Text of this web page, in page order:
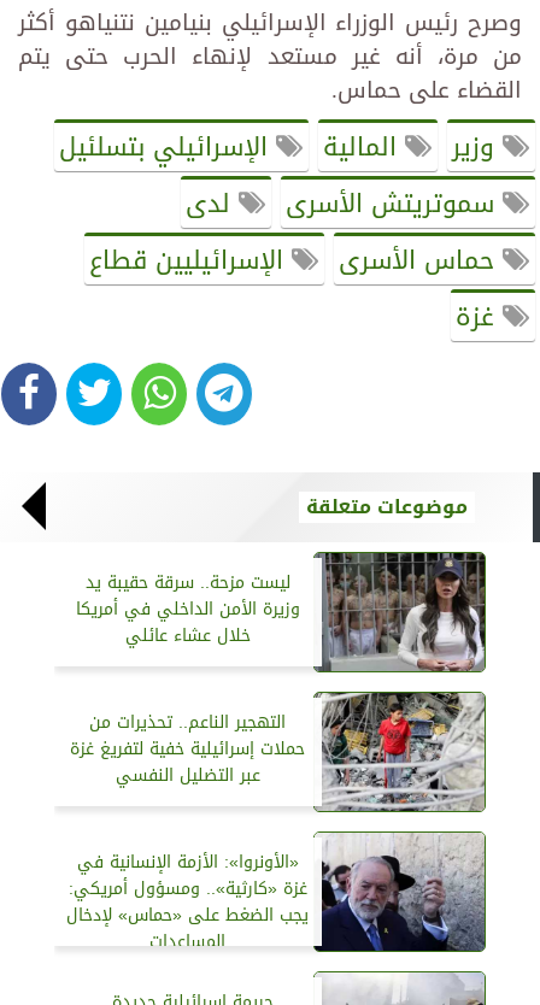
وصرح رئيس الوزراء الإسرائيلي بنيامين نتنياهو أكثر
من مرة، أنه غير مستعد لإنهاء الحرب حتى يتم
القضاء على ‏حماس.‏
وزير المالية
الإسرائيلي بتسلئيل
سموتريتش الأسرى
لدى
حماس الأسرى
الإسرائيليين قطاع
غزة
موضوعات متعلقة
ليست مزحة.. سرقة حقيبة يد
وزيرة الأمن الداخلي في أمريكا
خلال عشاء عائلي
التهجير الناعم.. تحذيرات من
حملات إسرائيلية خفية لتفريغ غزة
عبر التضليل النفسي
«الأونروا»: الأزمة الإنسانية في
غزة «كارثية».. ومسؤول أمريكي:
يجب الضغط على «حماس» لإدخال
المساعدات